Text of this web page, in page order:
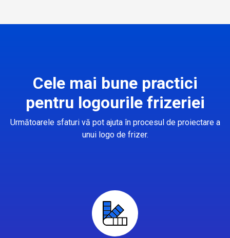
Cele mai bune practici
pentru logourile frizeriei
Următoarele sfaturi vă pot ajuta în procesul de proiectare a
unui logo de frizer.